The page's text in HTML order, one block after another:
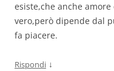
esiste,che anche
vero,però dipende dal
fa piacere.
Rispondi ↓